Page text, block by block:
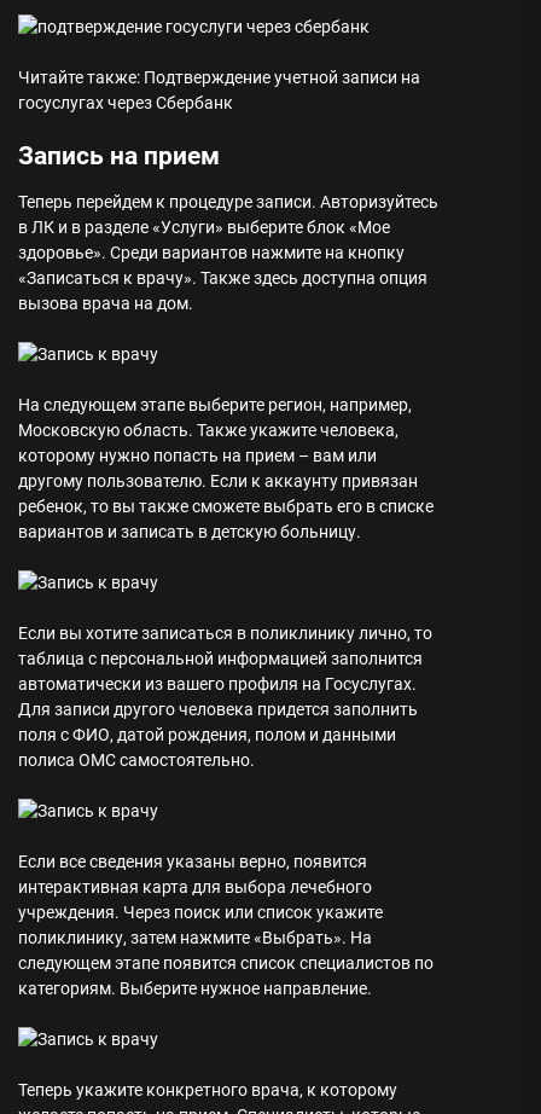
Читайте также: Подтверждение учетной записи на
госуслугах через Сбербанк
Запись на прием
Теперь перейдем к процедуре записи. Авторизуйтесь
в ЛК и в разделе «Услуги» выберите блок «Мое
здоровье». Среди вариантов нажмите на кнопку
«Записаться к врачу». Также здесь доступна опция
вызова врача на дом.
На следующем этапе выберите регион, например,
Московскую область. Также укажите человека,
которому нужно попасть на прием – вам или
другому пользователю. Если к аккаунту привязан
ребенок, то вы также сможете выбрать его в списке
вариантов и записать в детскую больницу.
Если вы хотите записаться в поликлинику лично, то
таблица с персональной информацией заполнится
автоматически из вашего профиля на Госуслугах.
Для записи другого человека придется заполнить
поля с ФИО, датой рождения, полом и данными
полиса ОМС самостоятельно.
Если все сведения указаны верно, появится
интерактивная карта для выбора лечебного
учреждения. Через поиск или список укажите
поликлинику, затем нажмите «Выбрать». На
следующем этапе появится список специалистов по
категориям. Выберите нужное направление.
Теперь укажите конкретного врача, к которому